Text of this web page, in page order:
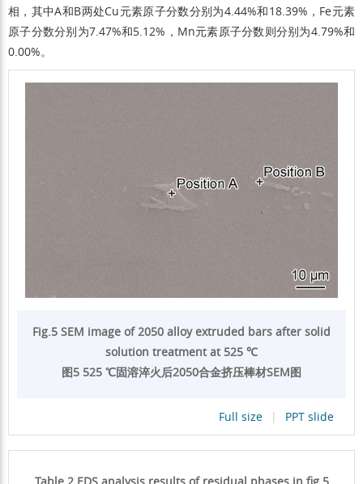
相，其中A和B两处Cu元素原子分数分别为4.44%和18.39%，Fe元素
原子分数分别为7.47%和5.12%，Mn元素原子分数则分别为4.79%和
0.00%。
Fig.5 SEM image of 2050 alloy extruded bars after solid
solution treatment at 525 ℃
图5 525 ℃固溶淬火后2050合金挤压棒材SEM图
Full size | PPT slide